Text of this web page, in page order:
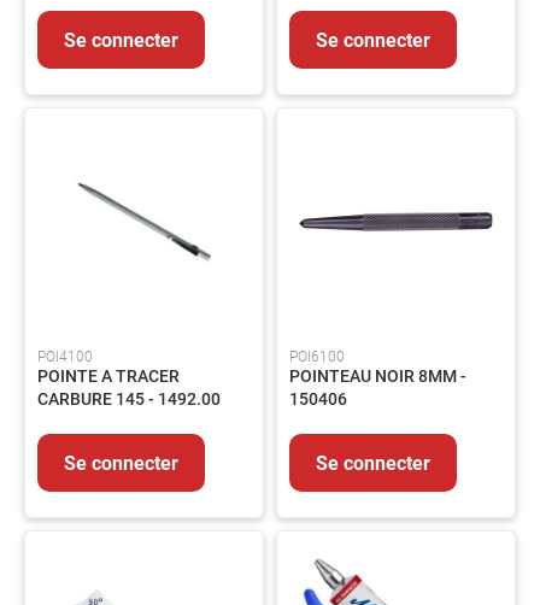
Lot
de
bord
Flexibles
Pompe
Circuit
électrique
Transmission
Filtration
Se connecter Se connecter
POI4100
POINTE A TRACER
CARBURE 145 - 1492.00
Se connecter
POI6100
POINTEAU NOIR 8MM -
150406
Se connecter